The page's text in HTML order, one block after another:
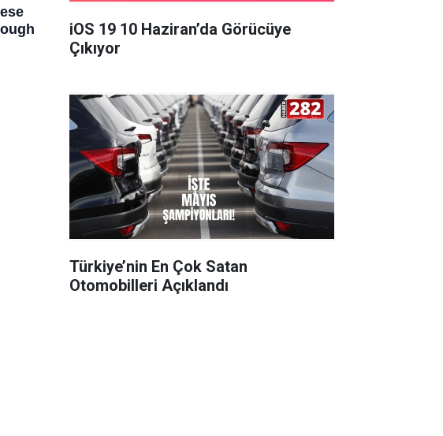
iOS 19 10 Haziran’da Görücüye
Çıkıyor
Türkiye’nin En Çok Satan
Otomobilleri Açıklandı